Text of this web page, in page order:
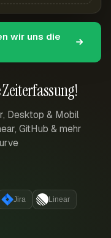
Desktop & Mobil
GitHub & mehr
Jira Linear
wir uns die